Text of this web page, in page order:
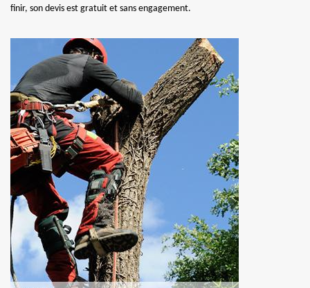
finir, son devis est gratuit et sans engagement.